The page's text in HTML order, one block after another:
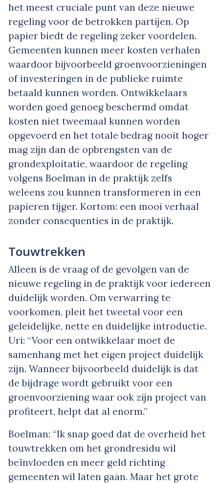
het meest cruciale punt van deze nieuwe
regeling voor de betrokken partijen. Op
papier biedt de regeling zeker voordelen.
Gemeenten kunnen meer kosten verhalen
waardoor bijvoorbeeld groenvoorzieningen
of investeringen in de publieke ruimte
betaald kunnen worden. Ontwikkelaars
worden goed genoeg beschermd omdat
kosten niet tweemaal kunnen worden
opgevoerd en het totale bedrag nooit hoger
mag zijn dan de opbrengsten van de
grondexploitatie, waardoor de regeling
volgens Boelman in de praktijk zelfs
weleens zou kunnen transformeren in een
papieren tijger. Kortom: een mooi verhaal
zonder consequenties in de praktijk.
Touwtrekken
Alleen is de vraag of de gevolgen van de
nieuwe regeling in de praktijk voor iedereen
duidelijk worden. Om verwarring te
voorkomen, pleit het tweetal voor een
geleidelijke, nette en duidelijke introductie.
Uri: “Voor een ontwikkelaar moet de
samenhang met het eigen project duidelijk
zijn. Wanneer bijvoorbeeld duidelijk is dat
de bijdrage wordt gebruikt voor een
groenvoorziening waar ook zijn project van
profiteert, helpt dat al enorm.”
Boelman: “Ik snap goed dat de overheid het
touwtrekken om het grondresidu wil
beïnvloeden en meer geld richting
gemeenten wil laten gaan. Maar het grote